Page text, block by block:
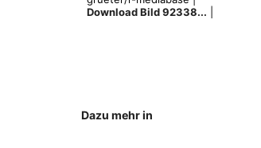
Download Bild 92338...
Dazu mehr in